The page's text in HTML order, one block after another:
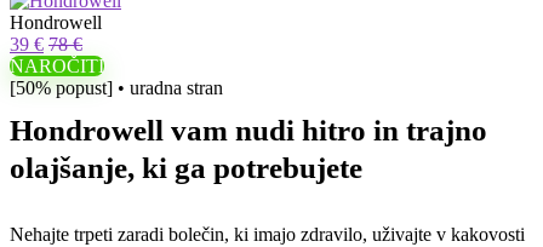
Hondrowell
39 € 78 €
NAROČITI
[50% popust] • uradna stran
Hondrowell vam nudi hitro in trajno
olajšanje, ki ga potrebujete
Nehajte trpeti zaradi bolečin, ki imajo zdravilo, uživajte v kakovosti